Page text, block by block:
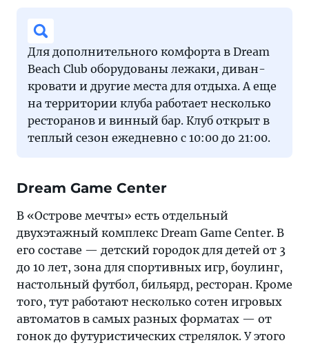
Для дополнительного комфорта в Dream
Beach Club оборудованы лежаки, диван-
кровати и другие места для отдыха. А еще
на территории клуба работает несколько
ресторанов и винный бар. Клуб открыт в
теплый сезон ежедневно с 10:00 до 21:00.
Dream Game Center
В «Острове мечты» есть отдельный
двухэтажный комплекс Dream Game Center. В
его составе — детский городок для детей от 3
до 10 лет, зона для спортивных игр, боулинг,
настольный футбол, бильярд, ресторан. Кроме
того, тут работают несколько сотен игровых
автоматов в самых разных форматах — от
гонок до футуристических стрелялок. У этого